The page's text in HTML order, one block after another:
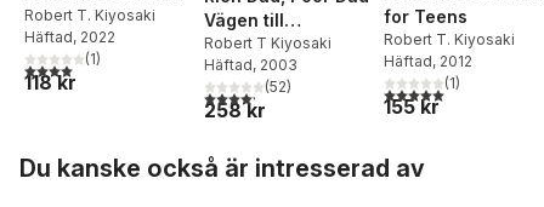
Robert T. Kiyosaki
Häftad, 2022
4,0utav 5 stjärnor. Totalt antal röster:
(1)
118 kr
Vägen till
ekonomisk
framgång
Robert T Kiyosaki
Häftad, 2003
4,2utav 5 stjärnor. Totalt antal röster:
(52)
258 kr
for Teens
Robert T. Kiyosaki
Häftad, 2012
5,0utav 5 stjärnor.
(1)
155 kr
Du kanske också är intresserad av